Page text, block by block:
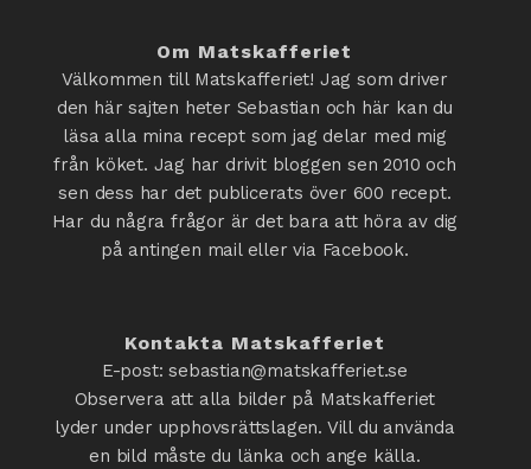
Om Matskafferiet
Välkommen till Matskafferiet! Jag som driver
den här sajten heter Sebastian och här kan du
läsa alla mina recept som jag delar med mig
från köket. Jag har drivit bloggen sen 2010 och
sen dess har det publicerats över 600 recept.
Har du några frågor är det bara att höra av dig
på antingen mail eller via Facebook.
Kontakta Matskafferiet
E-post: sebastian@matskafferiet.se
Observera att alla bilder på Matskafferiet
lyder under upphovsrättslagen. Vill du använda
en bild måste du länka och ange källa.